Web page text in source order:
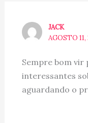
JACK
AGOSTO
Sempre bom vir
interessantes
aguardando o